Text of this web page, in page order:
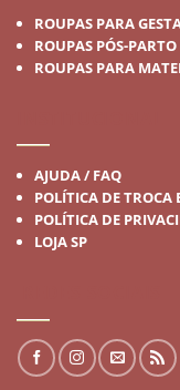
ROUPAS PARA
ROUPAS PÓS-PARTO
ROUPAS PARA
AJUDA / FAQ
POLÍTICA DE TROCA
POLÍTICA DE
LOJA SP